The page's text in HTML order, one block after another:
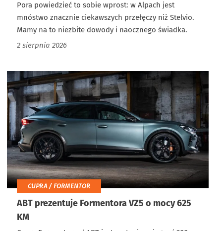
Pora powiedzieć to sobie wprost: w Alpach jest
mnóstwo znacznie ciekawszych przełęczy niż Stelvio.
Mamy na to niezbite dowody i naocznego świadka.
2 sierpnia 2026
CUPRA / FORMENTOR
ABT prezentuje Formentora VZ5 o mocy 625
KM